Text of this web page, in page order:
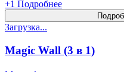
+1 Подробнее
Загрузка...
Magic Wall (3 в 1)